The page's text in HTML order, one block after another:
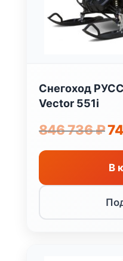
Снегоход
Vector 551i
846 736₽
846
В